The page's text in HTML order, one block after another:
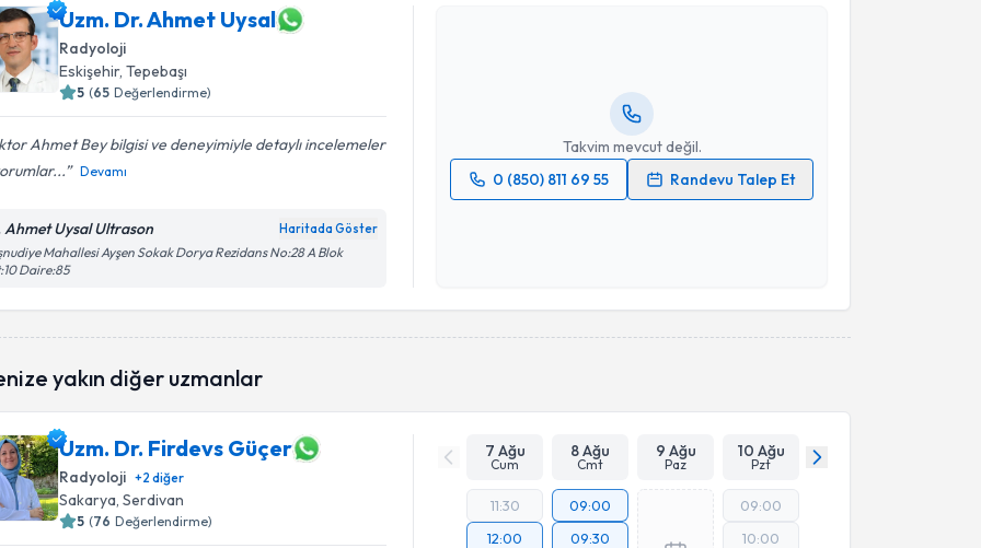
Uzm. Dr. Ahmet Uysal
Radyoloji
Eskişehir, Tepebaşı
5 (65 Değerlendirme)
Ahmet Bey bilgisi ve deneyimiyle detaylı incelemeler
Devamı
Ahmet Uysal Ultrason Haritada Göster
Mahallesi Ayşen Sokak Dorya Rezidans No:28 A Blok
Daire:85
Takvim mevcut değil.
0 (850) 811 69 55
Randevu Talep Et
yakın diğer uzmanlar
Uzm. Dr. Firdevs Güçer
Radyoloji +2 diğer
Sakarya , Serdivan
5 (76 Değerlendirme)
7 Ağu
Cum
8 Ağu
Cmt
9 Ağu
Paz
10 Ağu
Pzt
11:30
12:00
09:00
09:30
09:00
10:00